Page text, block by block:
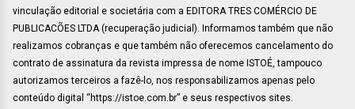
vinculação editorial e societária com a EDITORA TRES COMÉRCIO DE
PUBLICACÕES LTDA (recuperação judicial). Informamos também que não
realizamos cobranças e que também não oferecemos cancelamento do
contrato de assinatura da revista impressa de nome ISTOÉ, tampouco
autorizamos terceiros a fazê-lo, nos responsabilizamos apenas pelo
conteúdo digital “https://istoe.com.br” e seus respectivos sites.